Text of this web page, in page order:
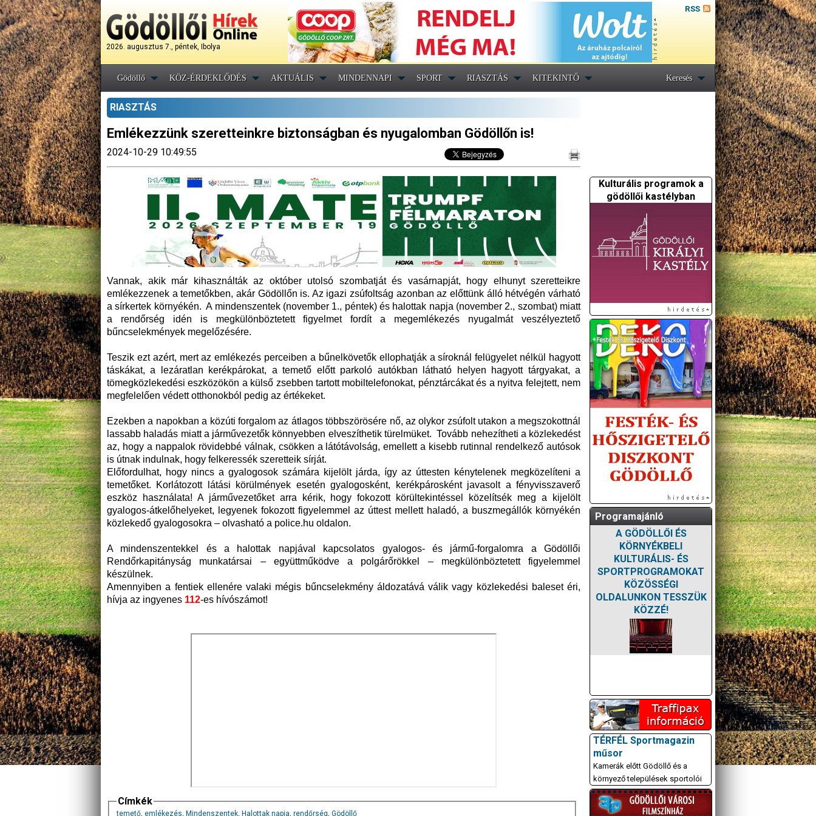
2026. augusztus 7., péntek, Ibolya
RSS
Gödöllő KÖZ-ÉRDEKLŐDÉS AKTUÁLIS MINDENNAPI SPORT RIASZTÁS KITEKINTŐ Keresés
RIASZTÁS
Emlékezzünk szeretteinkre biztonságban és nyugalomban Gödöllőn is!
2024-10-29 10:49:55
Vannak, akik már kihasználták az október utolsó szombatját és vasárnapját, hogy elhunyt szeretteikre
emlékezzenek a temetőkben, akár Gödöllőn is. Az igazi zsúfoltság azonban az előttünk álló hétvégén várható
a sírkertek környékén. A mindenszentek (november 1., péntek) és halottak napja (november 2., szombat) miatt
a rendőrség idén is megkülönböztetett figyelmet fordít a megemlékezés nyugalmát veszélyeztető
bűncselekmények megelőzésére.
Teszik ezt azért, mert az emlékezés perceiben a bűnelkövetők ellophatják a síroknál felügyelet nélkül hagyott
táskákat, a lezáratlan kerékpárokat, a temető előtt parkoló autókban látható helyen hagyott tárgyakat, a
tömegközlekedési eszközökön a külső zsebben tartott mobiltelefonokat, pénztárcákat és a nyitva felejtett, nem
megfelelően védett otthonokból pedig az értékeket.
Ezekben a napokban a közúti forgalom az átlagos többszörösére nő, az olykor zsúfolt utakon a megszokottnál
lassabb haladás miatt a járművezetők könnyebben elveszíthetik türelmüket. Tovább nehezítheti a közlekedést
az, hogy a nappalok rövidebbé válnak, csökken a látótávolság, emellett a kisebb rutinnal rendelkező autósok
is útnak indulnak, hogy felkeressék szeretteik sírját.
Előfordulhat, hogy nincs a gyalogosok számára kijelölt járda, így az úttesten kénytelenek megközelíteni a
temetőket. Korlátozott látási körülmények esetén gyalogosként, kerékpárosként javasolt a fényvisszaverő
eszköz használata! A járművezetőket arra kérik, hogy fokozott körültekintéssel közelítsék meg a kijelölt
gyalogos-átkelőhelyeket, legyenek fokozott figyelemmel az úttest mellett haladó, a buszmegállók környékén
közlekedő gyalogosokra – olvasható a police.hu oldalon.
A mindenszentekkel és a halottak napjával kapcsolatos gyalogos- és jármű-forgalomra a Gödöllői
Rendőrkapitányság munkatársai – együttműködve a polgárőrökkel – megkülönböztetett figyelemmel
készülnek.
Amennyiben a fentiek ellenére valaki mégis bűncselekmény áldozatává válik vagy közlekedési baleset éri,
hívja az ingyenes 112-es hívószámot!
Címkék
temető, emlékezés, Mindenszentek, Halottak napja, rendőrség, Gödöllő
Kulturális programok a
gödöllői kastélyban
Programajánló
A GÖDÖLLŐI ÉS
KÖRNYÉKBELI
KULTURÁLIS- ÉS
SPORTPROGRAMOKAT
KÖZÖSSÉGI
OLDALUNKON TESSZÜK
KÖZZÉ!
TÉRFÉL Sportmagazin
műsor
Kamerák előtt Gödöllő és a
környező települések sportolói